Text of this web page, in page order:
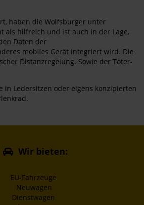
haben die Wolfsburger unter
als hilfreich und ist auch in der Lage,
Daten der
mobiles Gerät integriert wird. Die
Distanzregelung. Sowie der Toter-
in Ledersitzen oder eigens konzipierten
Wir bieten:
EU-Fahrzeuge
Neuwagen
Dienstwagen